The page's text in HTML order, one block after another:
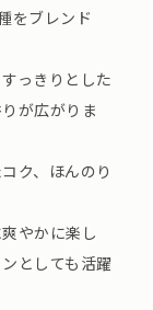
をブレンド
っきりとした
が広がりま
ク、ほんのり
やかに楽し
としても活躍